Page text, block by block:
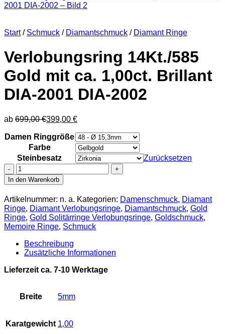
Start / Schmuck / Diamantschmuck / Diamant Ringe
Verlobungsring 14Kt./585
Gold mit ca. 1,00ct. Brillant
DIA-2001 DIA-2002
ab 699,00€399,00 €
Damen Ringgröße
Farbe
Steinbesatz
Zurücksetzen
Verlobungsring
14Kt./585
Gold
mit
ca.
1,00ct.
Brillant
DIA-
2001
DIA-
2002
Menge
In den Warenkorb
Artikelnummer: n. a. Kategorien: Damenschmuck, Diamant
Ringe, Diamant Verlobungsringe, Diamantschmuck, Gold
Ringe, Gold Solitärringe Verlobungsringe, Goldschmuck,
Memoire Ringe, Schmuck
Beschreibung
Zusätzliche Informationen
Lieferzeit ca. 7-10 Werktage
Breite 5mm
Karatgewicht 1,00